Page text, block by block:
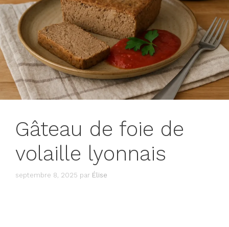
Gâteau de foie de
volaille lyonnais
septembre 8, 2025 par Élise